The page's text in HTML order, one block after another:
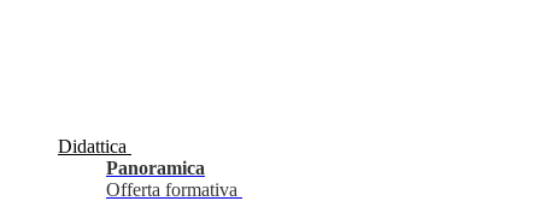
Didattica
Panoramica
Offerta formativa